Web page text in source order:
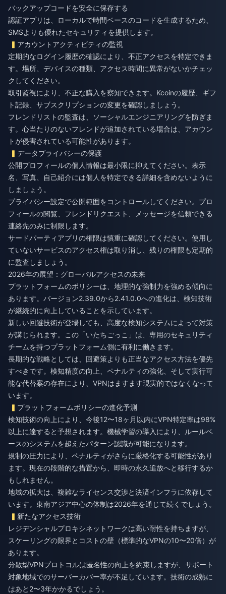
バックアップコードを安全に保存する
認証アプリは、ローカルで時間ベースのコードを生成するため、
SMSよりも優れたセキュリティを提供します。
アカウントアクティビティの監視
定期的なログイン履歴の確認により、不正アクセスを特定できま
す。場所、デバイスの種類、アクセス時間に異常がないかチェッ
クしてください。
取引監視により、不正な購入を察知できます。Kcoinの履歴、ギフ
ト記録、サブスクリプションの変更を確認しましょう。
フレンドリストの監査は、ソーシャルエンジニアリングを防ぎま
す。心当たりのないフレンドが追加されている場合は、アカウン
トが侵害されている可能性があります。
データプライバシーの保護
公開プロフィールの個人情報は最小限に抑えてください。表示
名、写真、自己紹介には個人を特定できる詳細を含めないように
しましょう。
プライバシー設定で公開範囲をコントロールしてください。プロ
フィールの閲覧、フレンドリクエスト、メッセージを信頼できる
連絡先のみに制限します。
サードパーティアプリの権限は慎重に確認してください。使用し
ていないサービスのアクセス権は取り消し、残りの権限も定期的
に監査しましょう。
2026年の展望：グローバルアクセスの未来
プラットフォームのポリシーは、地理的な強制力を強める傾向に
あります。バージョン2.39.0から2.41.0.0への進化は、検知技術
が継続的に向上していることを示しています。
新しい回避技術が登場しても、高度な検知システムによって対策
が講じられます。この「いたちごっこ」は、専用のセキュリティ
チームを持つプラットフォーム側に有利に働きます。
長期的な戦略としては、回避策よりも正当なアクセス方法を優先
すべきです。検知精度の向上、ペナルティの強化、そして実行可
能な代替案の存在により、VPNはますます現実的ではなくなって
います。
プラットフォームポリシーの進化予測
検知技術の向上により、今後12〜18ヶ月以内にVPN特定率は98%
以上に達すると予想されます。機械学習の導入により、ルールベ
ースのシステムを超えたパターン認識が可能になります。
規制の圧力により、ペナルティがさらに厳格化する可能性があり
ます。現在の段階的な措置から、即時の永久追放へと移行するか
もしれません。
地域の拡大は、複雑なライセンス交渉と決済インフラに依存して
います。東南アジア中心の体制は2026年を通じて続くでしょう。
新たなアクセス技術
レジデンシャルプロキシネットワークは高い耐性を持ちますが、
スケーリングの限界とコストの壁（標準的なVPNの10〜20倍）が
あります。
分散型VPNプロトコルは匿名性の向上を約束しますが、サポート
対象地域でのサーバーカバー率が不足しています。技術の成熟に
はあと2〜3年かかるでしょう。